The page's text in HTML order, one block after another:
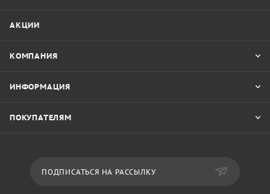
АКЦИИ
КОМПАНИЯ
ИНФОРМАЦИЯ
ПОКУПАТЕЛЯМ
ПОДПИСАТЬСЯ НА РАССЫЛКУ